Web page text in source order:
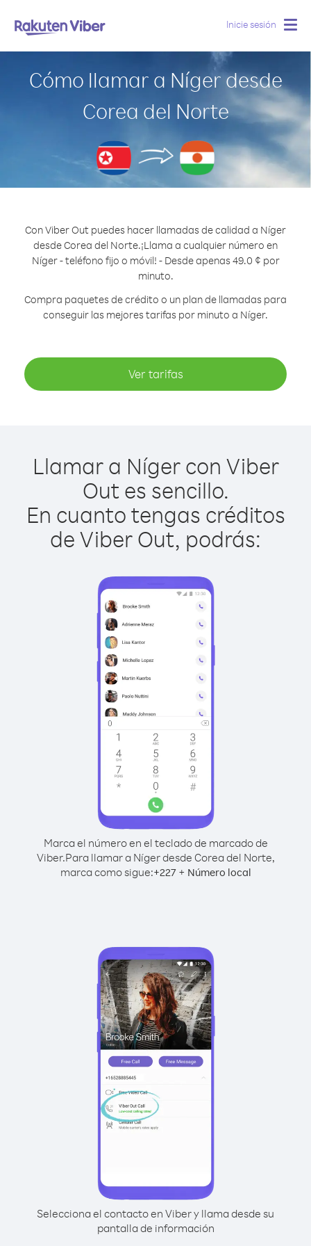
Inicie sesión
Cómo llamar a Níger desde
Corea del Norte
Con Viber Out puedes hacer llamadas de calidad a Níger
desde Corea del Norte.¡Llama a cualquier número en
Níger - teléfono fijo o móvil! - Desde apenas 49.0 ¢ por
minuto.
Compra paquetes de crédito o un plan de llamadas para
conseguir las mejores tarifas por minuto a Níger.
Ver tarifas
Llamar a Níger con Viber
Out es sencillo.
En cuanto tengas créditos
de Viber Out, podrás:
Marca el número en el teclado de marcado de
Viber.Para llamar a Níger desde Corea del Norte,
marca como sigue:+227+ Número local
Selecciona el contacto en Viber y llama desde su
pantalla de información